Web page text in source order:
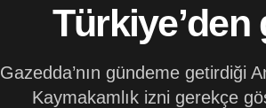
Türkiye’den
Gazedda’nın gündeme getirdiği
Kaymakamlık izni gerekçe